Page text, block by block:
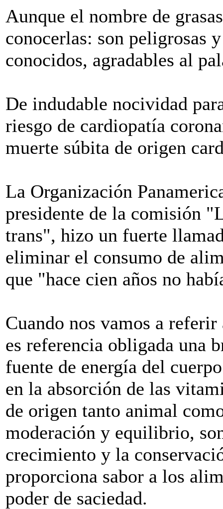
Aunque el nombre de
conocerlas: son peligrosas
conocidos, agradables al
De indudable nocividad
riesgo de cardiopatía
muerte súbita de origen
La Organización
presidente de la comisión
trans", hizo un fuerte
eliminar el consumo de
que "hace cien años no
Cuando nos vamos a
es referencia obligada una
fuente de energía del
en la absorción de las
de origen tanto animal
moderación y equilibrio,
crecimiento y la
proporciona sabor a los
poder de saciedad.